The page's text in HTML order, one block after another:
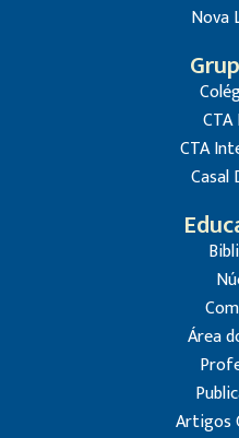
Nova
CTA
Área
Artigos